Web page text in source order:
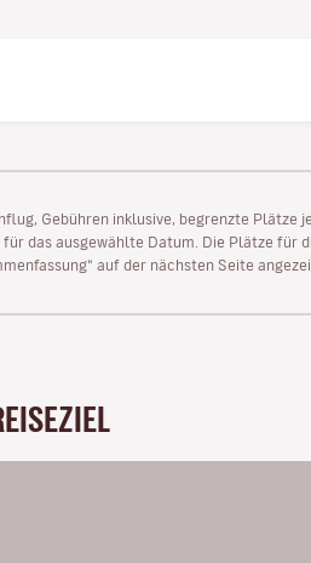
Gebühren inklusive, begrenzte Plätze
das ausgewählte Datum. Die Plätze für
auf der nächsten Seite